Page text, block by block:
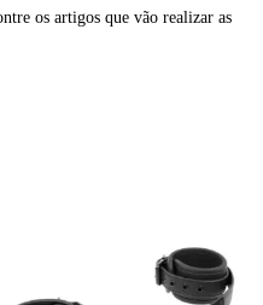
os artigos que vão realizar as